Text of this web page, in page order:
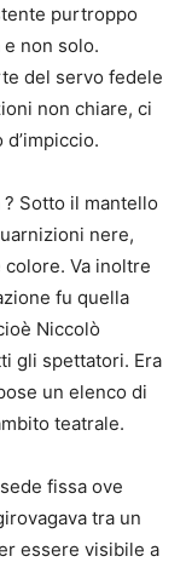
purtroppo
non solo.
del servo fedele
non chiare, ci
? Sotto il mantello
nere,
Va inoltre
fu quella
Niccolò
gli spettatori. Era
un elenco di
teatrale.
fissa ove
tra un
essere visibile a